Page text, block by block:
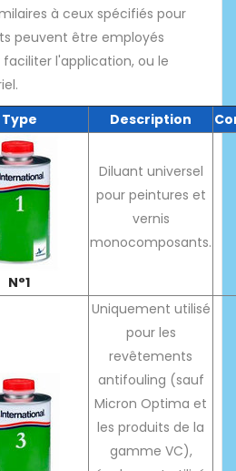
à ceux spécifiés pour
peuvent être employés
l'application, ou le
Type Description
N°1
Diluant universel
pour peintures et
vernis
monocomposants.
Uniquement utilisé
pour les
revêtements
antifouling (sauf
Micron Optima et
les produits de la
gamme VC),